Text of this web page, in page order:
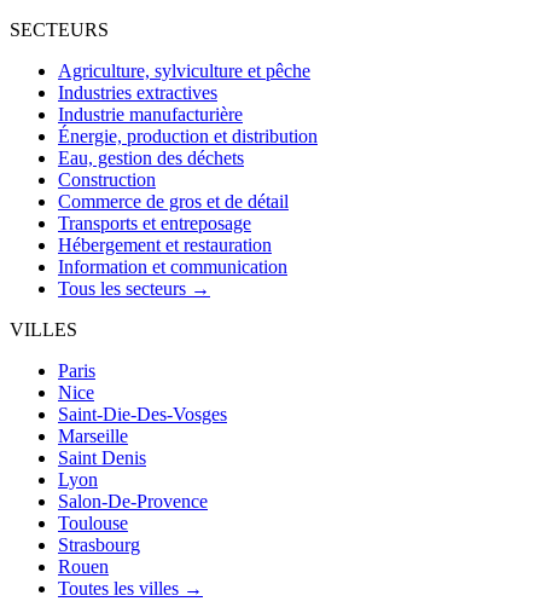
SECTEURS
Agriculture, sylviculture et pêche
Industries extractives
Industrie manufacturière
Énergie, production et distribution
Eau, gestion des déchets
Construction
Commerce de gros et de détail
Transports et entreposage
Hébergement et restauration
Information et communication
Tous les secteurs →
VILLES
Paris
Nice
Saint-Die-Des-Vosges
Marseille
Saint Denis
Lyon
Salon-De-Provence
Toulouse
Strasbourg
Rouen
Toutes les villes →